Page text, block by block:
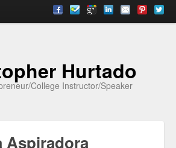
Hurtado
College Instructor/Speaker
Aspiradora